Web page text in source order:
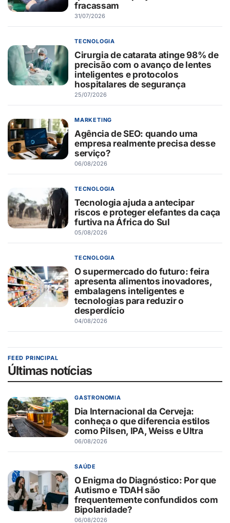
fracassam
31/07/2026
TECNOLOGIA
Cirurgia de catarata atinge 98% de
precisão com o avanço de lentes
inteligentes e protocolos
hospitalares de segurança
25/07/2026
MARKETING
Agência de SEO: quando uma
empresa realmente precisa desse
serviço?
06/08/2026
TECNOLOGIA
Tecnologia ajuda a antecipar
riscos e proteger elefantes da caça
furtiva na África do Sul
05/08/2026
TECNOLOGIA
O supermercado do futuro: feira
apresenta alimentos inovadores,
embalagens inteligentes e
tecnologias para reduzir o
desperdício
04/08/2026
FEED PRINCIPAL
Últimas notícias
GASTRONOMIA
Dia Internacional da Cerveja:
conheça o que diferencia estilos
como Pilsen, IPA, Weiss e Ultra
06/08/2026
SAÚDE
O Enigma do Diagnóstico: Por que
Autismo e TDAH são
frequentemente confundidos com
Bipolaridade?
06/08/2026